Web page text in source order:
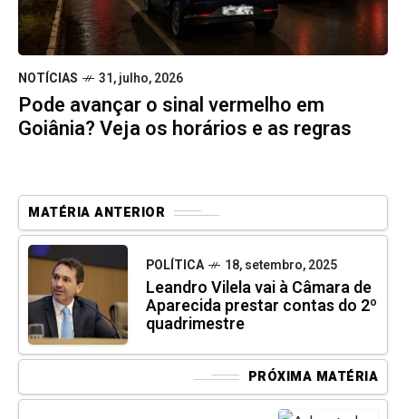
NOTÍCIAS 31, julho, 2026
Pode avançar o sinal vermelho em
Goiânia? Veja os horários e as regras
MATÉRIA ANTERIOR
POLÍTICA 18, setembro, 2025
Leandro Vilela vai à Câmara de
Aparecida prestar contas do 2º
quadrimestre
PRÓXIMA MATÉRIA